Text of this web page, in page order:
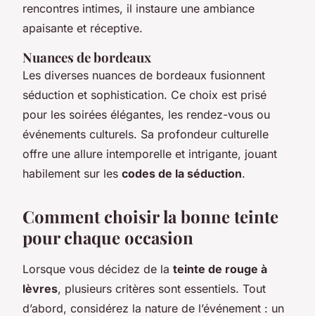
rencontres intimes, il instaure une ambiance
apaisante et réceptive.
Nuances de bordeaux
Les diverses nuances de bordeaux fusionnent
séduction et sophistication. Ce choix est prisé
pour les soirées élégantes, les rendez-vous ou
événements culturels. Sa profondeur culturelle
offre une allure intemporelle et intrigante, jouant
habilement sur les codes de la séduction.
Comment choisir la bonne teinte
pour chaque occasion
Lorsque vous décidez de la teinte de rouge à
lèvres, plusieurs critères sont essentiels. Tout
d’abord, considérez la nature de l’événement : un